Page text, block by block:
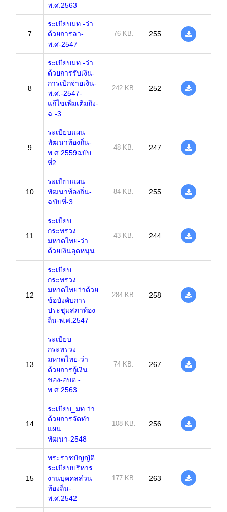
พ.ศ.2563
7
ระเบียบมท.-ว่า
ด้วยการลา-
พ.ศ-2547
76 KB. 255
8
ระเบียบมท.-ว่า
ด้วยการรับเงิน-
การเบิกจ่ายเงิน-
พ.ศ.-2547-
แก้ไขเพิ่มเติมถึง-
ฉ.-3
242 KB. 252
9
ระเบียบแผน
พัฒนาท้องถิ่น-
พ.ศ.2559ฉบับ
ที่2
48 KB. 247
10
ระเบียบแผน
พัฒนาท้องถิ่น-
ฉบับที่-3
84 KB. 255
11
ระเบียบ
กระทรวง
มหาดไทย-ว่า
ด้วยเงินอุดหนุน
43 KB. 244
12
ระเบียบ
กระทรวง
มหาดไทยว่าด้วย
ข้อบังคับการ
ประชุมสภาท้อง
ถิ่น-พ.ศ.2547
284 KB. 258
13
ระเบียบ
กระทรวง
มหาดไทย-ว่า
ด้วยการกู้เงิน
ของ-อบต.-
พ.ศ.2563
74 KB. 267
14
ระเบียบ_มท.ว่า
ด้วยการจัดทำ
แผน
พัฒนา-2548
108 KB. 256
15
พระราชบัญญัติ
ระเบียบบริหาร
งานบุคคลส่วน
ท้องถิ่น-
พ.ศ.2542
177 KB. 263